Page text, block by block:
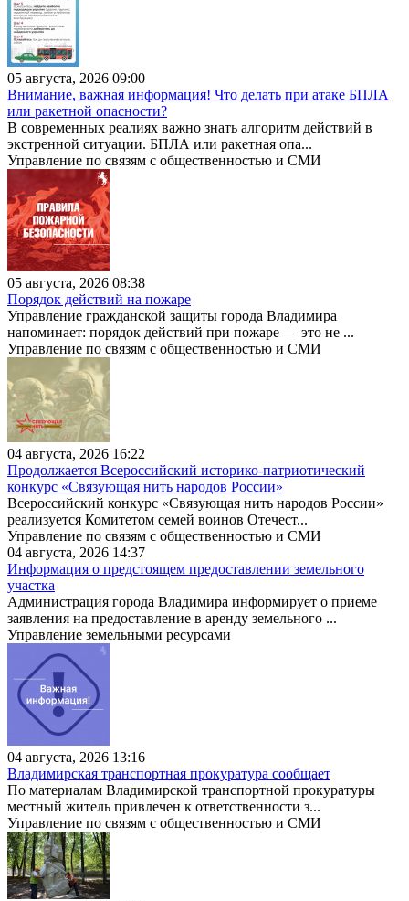
05 августа, 2026 09:00
Внимание, важная информация! Что делать при атаке БПЛА
или ракетной опасности?
В современных реалиях важно знать алгоритм действий в
экстренной ситуации. БПЛА или ракетная опа...
Управление по связям с общественностью и СМИ
05 августа, 2026 08:38
Порядок действий на пожаре
Управление гражданской защиты города Владимира
напоминает: порядок действий при пожаре — это не ...
Управление по связям с общественностью и СМИ
04 августа, 2026 16:22
Продолжается Всероссийский историко-патриотический
конкурс «Связующая нить народов России»
Всероссийский конкурс «Связующая нить народов России»
реализуется Комитетом семей воинов Отечест...
Управление по связям с общественностью и СМИ
04 августа, 2026 14:37
Информация о предстоящем предоставлении земельного
участка
Администрация города Владимира информирует о приеме
заявления на предоставление в аренду земельного ...
Управление земельными ресурсами
04 августа, 2026 13:16
Владимирская транспортная прокуратура сообщает
По материалам Владимирской транспортной прокуратуры
местный житель привлечен к ответственности з...
Управление по связям с общественностью и СМИ